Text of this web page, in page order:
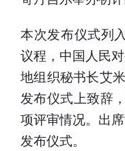
本次发布仪式列
议程，中国人民
地组织秘书长艾
发布仪式上致辞
项评审情况。出
发布仪式。